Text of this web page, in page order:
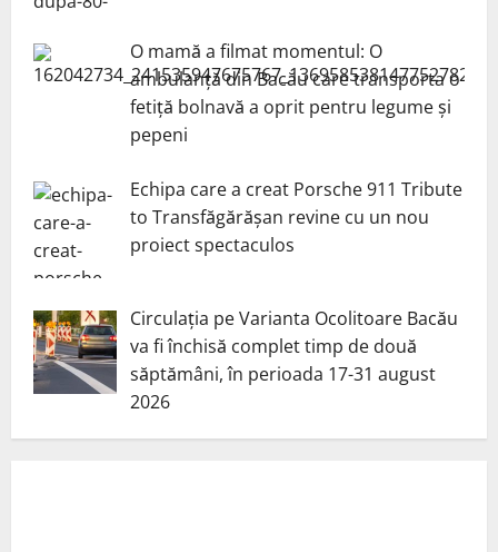
O mamă a filmat momentul: O
ambulanță din Bacău care transporta o
fetiță bolnavă a oprit pentru legume și
pepeni
Echipa care a creat Porsche 911 Tribute
to Transfăgărășan revine cu un nou
proiect spectaculos
Circulația pe Varianta Ocolitoare Bacău
va fi închisă complet timp de două
săptămâni, în perioada 17-31 august
2026